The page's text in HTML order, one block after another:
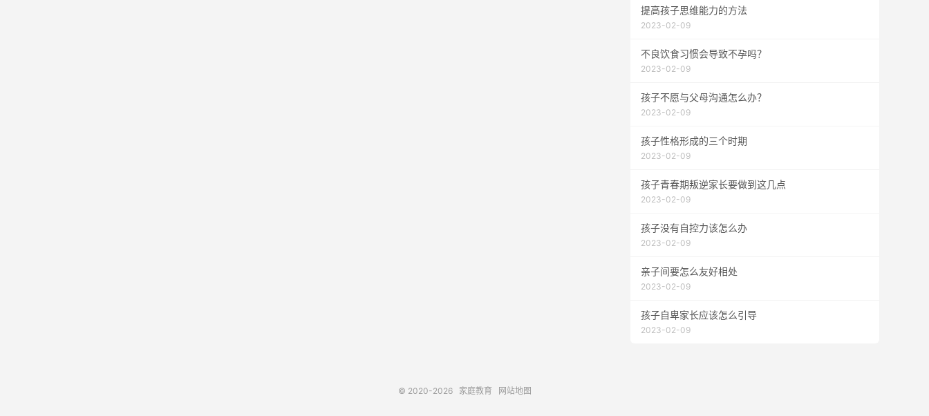
提高孩子思维能力的方法
2023-02-09
不良饮食习惯会导致不孕吗？
2023-02-09
孩子不愿与父母沟通怎么办？
2023-02-09
孩子性格形成的三个时期
2023-02-09
孩子青春期叛逆家长要做到这几点
2023-02-09
孩子没有自控力该怎么办
2023-02-09
亲子间要怎么友好相处
2023-02-09
孩子自卑家长应该怎么引导
2023-02-09
© 2020-2026 家庭教育 网站地图